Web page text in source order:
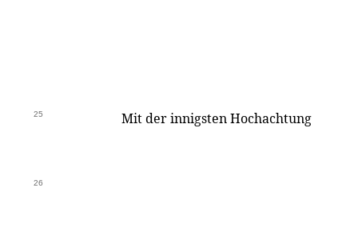
25 Mit der innigsten Hochachtung
26